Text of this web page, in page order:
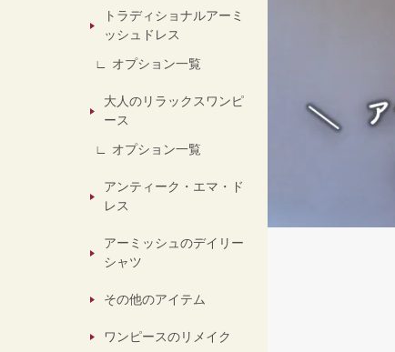
トラディショナルアーミ
ッシュドレス
オプション一覧
大人のリラックスワンピ
ース
オプション一覧
アンティーク・エマ・ド
レス
アーミッシュのデイリー
シャツ
その他のアイテム
ワンピースのリメイク